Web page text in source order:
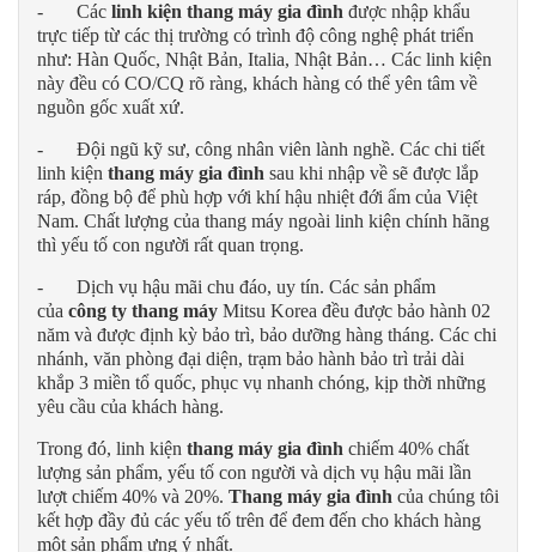
- Các linh kiện thang máy gia đình được nhập khẩu
trực tiếp từ các thị trường có trình độ công nghệ phát triển
như: Hàn Quốc, Nhật Bản, Italia, Nhật Bản… Các linh kiện
này đều có CO/CQ rõ ràng, khách hàng có thể yên tâm về
nguồn gốc xuất xứ.
- Đội ngũ kỹ sư, công nhân viên lành nghề. Các chi tiết
linh kiện thang máy gia đình sau khi nhập về sẽ được lắp
ráp, đồng bộ để phù hợp với khí hậu nhiệt đới ẩm của Việt
Nam. Chất lượng của thang máy ngoài linh kiện chính hãng
thì yếu tố con người rất quan trọng.
- Dịch vụ hậu mãi chu đáo, uy tín. Các sản phẩm
của công ty thang máy Mitsu Korea đều được bảo hành 02
năm và được định kỳ bảo trì, bảo dưỡng hàng tháng. Các chi
nhánh, văn phòng đại diện, trạm bảo hành bảo trì trải dài
khắp 3 miền tổ quốc, phục vụ nhanh chóng, kịp thời những
yêu cầu của khách hàng.
Trong đó, linh kiện thang máy gia đình chiếm 40% chất
lượng sản phẩm, yếu tố con người và dịch vụ hậu mãi lần
lượt chiếm 40% và 20%. Thang máy gia đình của chúng tôi
kết hợp đầy đủ các yếu tố trên để đem đến cho khách hàng
một sản phẩm ưng ý nhất.